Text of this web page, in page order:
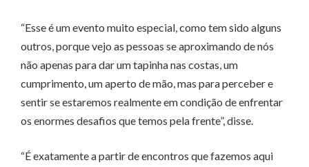
“Esse é um evento muito especial, como tem sido alguns
outros, porque vejo as pessoas se aproximando de nós
não apenas para dar um tapinha nas costas, um
cumprimento, um aperto de mão, mas para perceber e
sentir se estaremos realmente em condição de enfrentar
os enormes desafios que temos pela frente”, disse.
“É exatamente a partir de encontros que fazemos aqui